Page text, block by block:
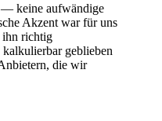
— keine aufwändige
Akzent war für uns
ihn richtig
geblieben
die wir